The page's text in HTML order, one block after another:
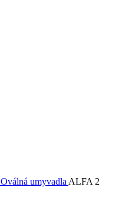
Oválná umyvadla ALFA 2